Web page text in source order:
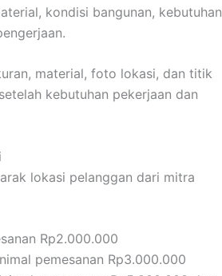
kondisi bangunan, kebutuhan
material, foto lokasi, dan titik
kebutuhan pekerjaan dan
lokasi pelanggan dari mitra
Rp2.000.000
pemesanan Rp3.000.000